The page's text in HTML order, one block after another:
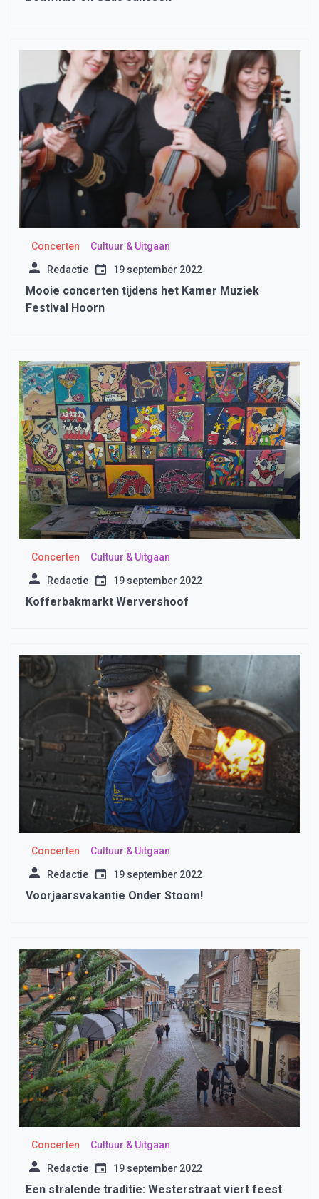
Concerten Cultuur & Uitgaan
Redactie 19 september 2022
Mooie concerten tijdens het Kamer Muziek
Festival Hoorn
Concerten Cultuur & Uitgaan
Redactie 19 september 2022
Kofferbakmarkt Wervershoof
Concerten Cultuur & Uitgaan
Redactie 19 september 2022
Voorjaarsvakantie Onder Stoom!
Concerten Cultuur & Uitgaan
Redactie 19 september 2022
Een stralende traditie: Westerstraat viert feest